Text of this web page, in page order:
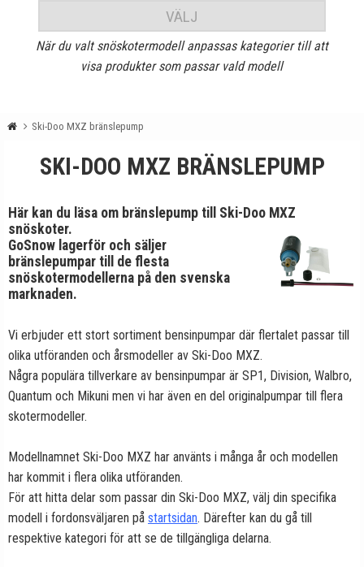
VÄLJ
När du valt snöskotermodell anpassas kategorier till att
visa produkter som passar vald modell
Ski-Doo MXZ bränslepump
SKI-DOO MXZ BRÄNSLEPUMP
Här kan du läsa om bränslepump till Ski-Doo MXZ
snöskoter.
GoSnow lagerför och säljer
bränslepumpar till de flesta
snöskotermodellerna på den svenska
marknaden.
Vi erbjuder ett stort sortiment bensinpumpar där flertalet passar till
olika utföranden och årsmodeller av Ski-Doo MXZ.
Några populära tillverkare av bensinpumpar är SP1, Division, Walbro,
Quantum och Mikuni men vi har även en del originalpumpar till flera
skotermodeller.
Modellnamnet Ski-Doo MXZ har använts i många år och modellen
har kommit i flera olika utföranden.
För att hitta delar som passar din Ski-Doo MXZ, välj din specifika
modell i fordonsväljaren på startsidan. Därefter kan du gå till
respektive kategori för att se de tillgängliga delarna.